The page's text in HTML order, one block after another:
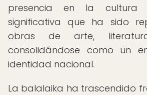
presencia en la
significativa que ha sido
obras de arte,
consolidándose como un
identidad nacional.
La balalaika ha trascendido